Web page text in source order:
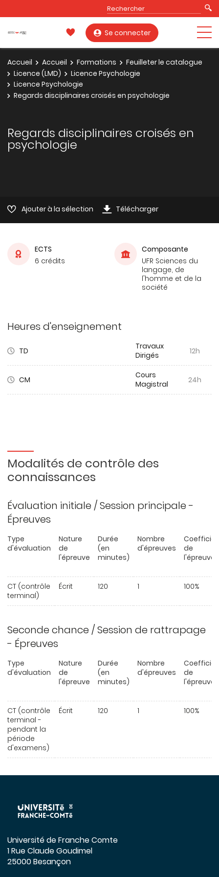
Se connecter
Accueil Accueil Formations
Feuilleter le catalogue
Licence (LMD)
Licence Psychologie
Licence Psychologie
Regards disciplinaires croisés en psychologie
Regards disciplinaires croisés en
psychologie
Ajouter à la sélection Télécharger
ECTS
6 crédits
Composante
UFR Sciences du
langage, de
l'homme et de la
société
Heures d'enseignement
TD
Travaux
Dirigés
12h
CM
Cours
Magistral
24h
Modalités de contrôle des
connaissances
Évaluation initiale / Session principale -
Épreuves
Type
d'évaluation
Nature
de
l'épreuve
Durée
(en
minutes)
Nombre
d'épreuves
de
l'épreuve
CT (contrôle
terminal)
Écrit 120 1 100%
Seconde chance / Session de rattrapage
- Épreuves
Type
d'évaluation
Nature
de
l'épreuve
Durée
(en
minutes)
Nombre
d'épreuves
de
l'épreuve
CT (contrôle
terminal -
pendant la
période
d'examens)
Écrit 120 1 100%
Université de Franche Comte
1 Rue Claude Goudimel
25000 Besançon